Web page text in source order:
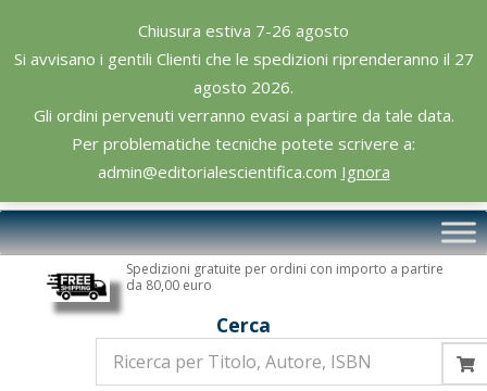
Chiusura estiva 7-26 agosto
Si avvisano i gentili Clienti che le spedizioni riprenderanno il 27
agosto 2026.
Gli ordini pervenuti verranno evasi a partire da tale data.
Per problematiche tecniche potete scrivere a:
admin@editorialescientifica.com Ignora
content
Editoriale
Scientifica
Primary
Navigation
Spedizioni gratuite per ordini con importo a partire
da 80,00 euro
Cerca